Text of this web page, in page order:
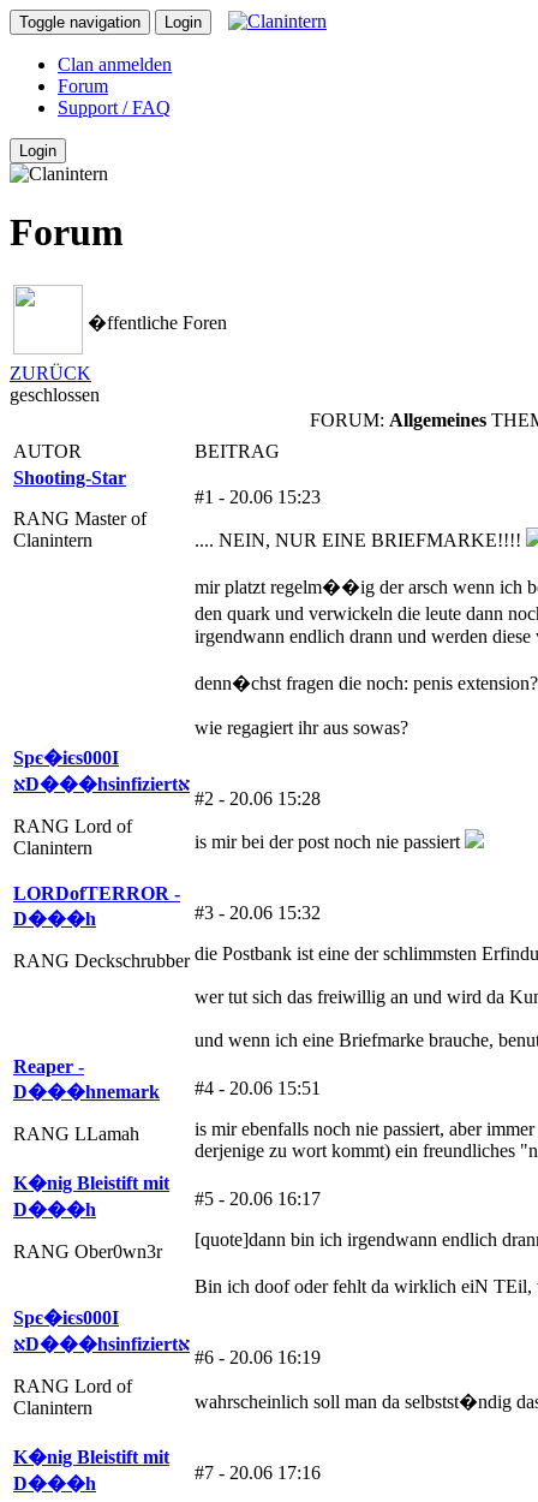
Toggle navigation Login
Clan anmelden
Forum
Support / FAQ
Login
Forum
�ffentliche Foren
ZURÜCK
geschlossen
FORUM: Allgemeines
AUTOR
BEITRAG
Shooting-Star
RANG Master of
Clanintern
#1 - 20.06 15:23
.... NEIN, NUR EINE BRIEFMARKE!!!!
mir platzt regelm��ig der arsch wenn ich
den quark und verwickeln die leute dann
irgendwann endlich drann und werden
denn�chst fragen die noch: penis
wie regagiert ihr aus sowas?
Spє�iєs000Ι
אּD���hsinfiziertאּ
RANG Lord of
Clanintern
#2 - 20.06 15:28
is mir bei der post noch nie passiert
LORDofTERROR -
D���h
RANG Deckschrubber
#3 - 20.06 15:32
die Postbank ist eine der schlimmsten
wer tut sich das freiwillig an und wird da
und wenn ich eine Briefmarke brauche,
Reaper -
D���hnemark
RANG LLamah
#4 - 20.06 15:51
is mir ebenfalls noch nie passiert, aber
derjenige zu wort kommt) ein freundliches
K�nig Bleistift mit
D���h
RANG Ober0wn3r
#5 - 20.06 16:17
[quote]dann bin ich irgendwann endlich
Bin ich doof oder fehlt da wirklich eiN
Spє�iєs000Ι
אּD���hsinfiziertאּ
RANG Lord of
Clanintern
#6 - 20.06 16:19
wahrscheinlich soll man da selbstst�ndig
K�nig Bleistift mit
D���h
#7 - 20.06 17:16